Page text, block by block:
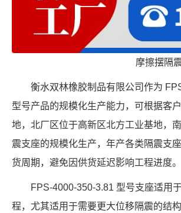
摩擦摆隔
衡水双林橡胶制品有限公司作为
型号产品的规模化生产能力，可根据客
地，北厂区位于高新区北方工业基地，
震支座的规模化生产，年产各类隔震支
货周期，避免因供货延迟影响工程进度。
FPS-4000-350-3.81 型号支座适用
程，尤其适用于需要更大位移隔震的结